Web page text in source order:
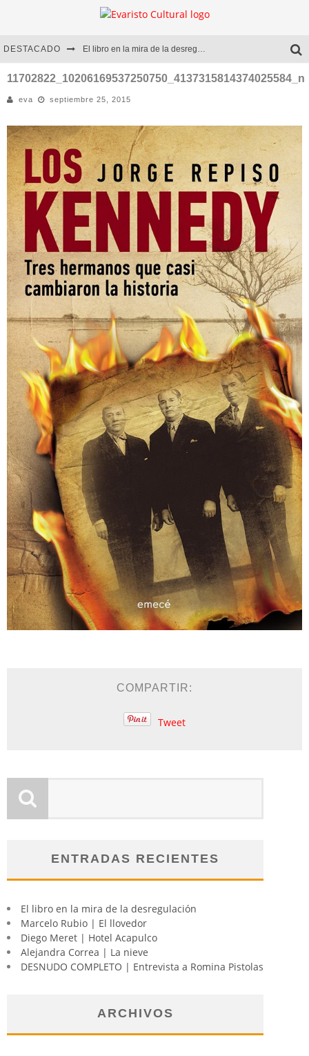
DESTACADO El libro en la mira de la desregulación
Marcelo Rubio | El llovedor
Diego Meret | Hotel Acapulco
Alejandra Correa | La nieve
11702822_10206169537250750_4137315814374025584_n
eva septiembre 25, 2015
COMPARTIR:
Tweet
ENTRADAS RECIENTES
El libro en la mira de la desregulación
Marcelo Rubio | El llovedor
Diego Meret | Hotel Acapulco
Alejandra Correa | La nieve
DESNUDO COMPLETO | Entrevista a Romina Pistolas
ARCHIVOS